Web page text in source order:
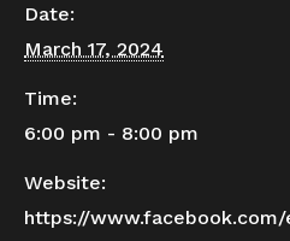
Date:
March 17, 2024
Time:
6:00 pm - 8:00 pm
Website:
https://www.facebook.com/